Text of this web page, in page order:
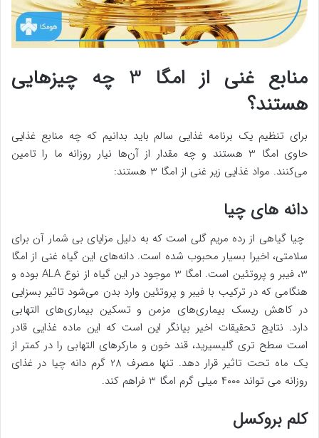
منابع غنی از امگا 3 چه چیزهایی
هستند؟
برای تنظیم یک برنامه غذایی سالم باید بدانیم که چه منابع غذایی
حاوی امگا 3 هستند و چه مقدار از آن‌ها نیار روزانه ما را تامین
می‌کنند. مواد غذایی زیر غنی از امگا 3 هستند:
دانه های چیا
چیا گیاهی از رده مریم گلی است که به دلیل مزایای بی شمار آن برای
سلامتی، اخیرا بسیار محبوب شده است. دانه‌های این گیاه غنی از امگا
3، فیبر و پروتئین است. امگا 3 موجود در این گیاه از نوع ALA بوده و
هنگامی که در ترکیب با فیبر و پروتئین وارد بدن می‌شود تاثیر بسزایی
در کاهش ریسک بیماری‌های مزمن و تسکین بیماری‌های التهابی
دارد. نتایج تحقیقات اخیر بیانگر این است که این ماده غذایی قادر
است سطح تری گلیسیرید، قند خون و مارکرهای التهابی را در کمتر از
یک ماه تحت تاثیر قرار دهد. تنها مصرف 28 گرم دانه چیا در غذای
روزانه می تواند ۴۰۰۰ میلی گرم امگا 3 فراهم کند.
کلم بروکسل